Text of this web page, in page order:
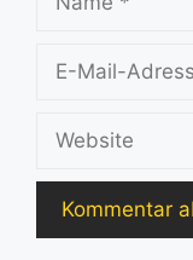
Mail-